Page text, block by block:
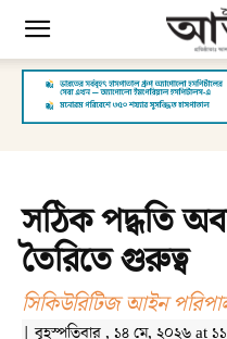
সঠিক পদ্ধতি
তৈরিতে গুরুত্ব
সিকিউরিটিজ আইন
| বৃহস্পতিবার , ১৪ মে, ২০২৬ at